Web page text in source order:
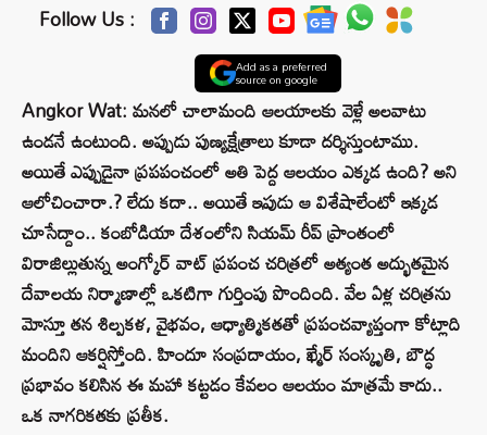
Follow Us :
Add as a preferred
source on google
Angkor Wat: మనలో చాలామంది ఆలయాలకు వెళ్లే అలవాటు
ఉండనే ఉంటుంది. అప్పుడు పుణ్యక్షేత్రాలు కూడా దర్శిస్తుంటాము.
అయితే ఎప్పుడైనా ప్రపపంచంలో అతి పెద్ద ఆలయం ఎక్కడ ఉంది? అని
ఆలోచించారా.? లేదు కదా.. అయితే ఇపుడు ఆ విశేషాలేంటో ఇక్కడ
చూసేద్దాం.. కంబోడియా దేశంలోని సియమ్ రీప్ ప్రాంతంలో
విరాజిల్లుతున్న అంగ్కోర్ వాట్ ప్రపంచ చరిత్రలో అత్యంత అద్భుతమైన
దేవాలయ నిర్మాణాల్లో ఒకటిగా గుర్తింపు పొందింది. వేల ఏళ్ల చరిత్రను
మోస్తూ తన శిల్పకళ, వైభవం, ఆధ్యాత్మికతతో ప్రపంచవ్యాప్తంగా కోట్లాది
మందిని ఆకర్షిస్తోంది. హిందూ సంప్రదాయం, ఖ్మేర్ సంస్కృతి, బౌద్ధ
ప్రభావం కలిసిన ఈ మహా కట్టడం కేవలం ఆలయం మాత్రమే కాదు..
ఒక నాగరికతకు ప్రతీక.